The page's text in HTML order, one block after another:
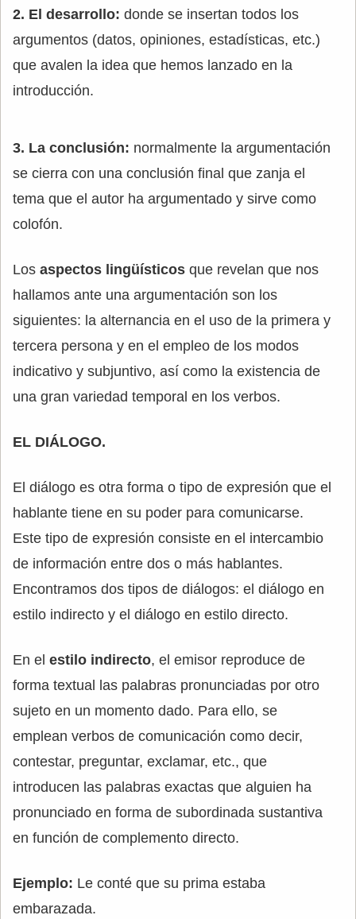
2. El desarrollo: donde se insertan todos los
argumentos (datos, opiniones, estadísticas, etc.)
que avalen la idea que hemos lanzado en la
introducción.
3. La conclusión: normalmente la argumentación
se cierra con una conclusión final que zanja el
tema que el autor ha argumentado y sirve como
colofón.
Los aspectos lingüísticos que revelan que nos
hallamos ante una argumentación son los
siguientes: la alternancia en el uso de la primera y
tercera persona y en el empleo de los modos
indicativo y subjuntivo, así como la existencia de
una gran variedad temporal en los verbos.
EL DIÁLOGO.
El diálogo es otra forma o tipo de expresión que el
hablante tiene en su poder para comunicarse.
Este tipo de expresión consiste en el intercambio
de información entre dos o más hablantes.
Encontramos dos tipos de diálogos: el diálogo en
estilo indirecto y el diálogo en estilo directo.
En el estilo indirecto, el emisor reproduce de
forma textual las palabras pronunciadas por otro
sujeto en un momento dado. Para ello, se
emplean verbos de comunicación como decir,
contestar, preguntar, exclamar, etc., que
introducen las palabras exactas que alguien ha
pronunciado en forma de subordinada sustantiva
en función de complemento directo.
Ejemplo: Le conté que su prima estaba
embarazada.